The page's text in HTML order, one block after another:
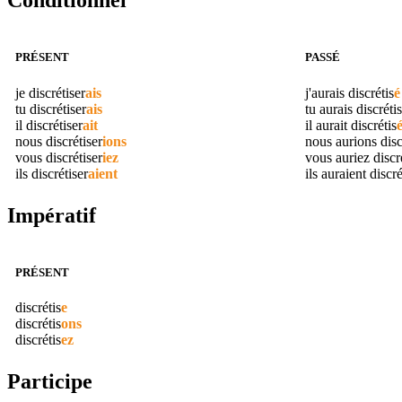
PRÉSENT
je discrétiserais
tu discrétiserais
il discrétiserait
nous discrétiserions
vous discrétiseriez
ils discrétiseraient
PASSÉ
j'aurais discrétisé
tu aurais discrétis
il aurait discrétisé
nous aurions
vous auriez
ils auraient
Impératif
PRÉSENT
discrétise
discrétisons
discrétisez
Participe